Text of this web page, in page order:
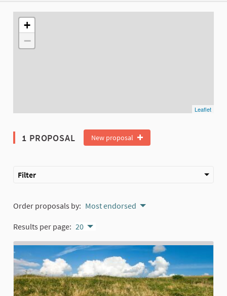
The following element is a map which presents the items on
+
−
Leaflet
1 PROPOSAL New proposal
Filter
Order proposals by: Most endorsed
Results per page: 20